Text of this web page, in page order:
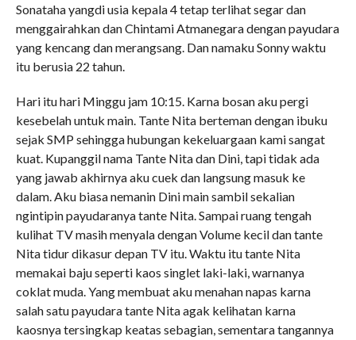
Sonataha yangdi usia kepala 4 tetap terlihat segar dan
menggairahkan dan Chintami Atmanegara dengan payudara
yang kencang dan merangsang. Dan namaku Sonny waktu
itu berusia 22 tahun.
Hari itu hari Minggu jam 10:15. Karna bosan aku pergi
kesebelah untuk main. Tante Nita berteman dengan ibuku
sejak SMP sehingga hubungan kekeluargaan kami sangat
kuat. Kupanggil nama Tante Nita dan Dini, tapi tidak ada
yang jawab akhirnya aku cuek dan langsung masuk ke
dalam. Aku biasa nemanin Dini main sambil sekalian
ngintipin payudaranya tante Nita. Sampai ruang tengah
kulihat TV masih menyala dengan Volume kecil dan tante
Nita tidur dikasur depan TV itu. Waktu itu tante Nita
memakai baju seperti kaos singlet laki-laki, warnanya
coklat muda. Yang membuat aku menahan napas karna
salah satu payudara tante Nita agak kelihatan karna
kaosnya tersingkap keatas sebagian, sementara tangannya